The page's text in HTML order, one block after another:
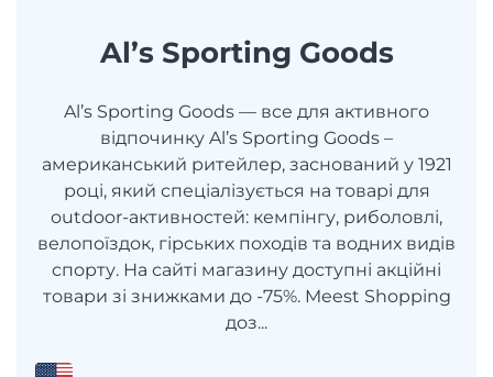
Al’s Sporting Goods
Al’s Sporting Goods — все для активного
відпочинку Al’s Sporting Goods –
американський ритейлер, заснований у 1921
році, який спеціалізується на товарі для
outdoor-активностей: кемпінгу, риболовлі,
велопоїздок, гірських походів та водних видів
спорту. На сайті магазину доступні акційні
товари зі знижками до -75%. Meest Shopping
доз...